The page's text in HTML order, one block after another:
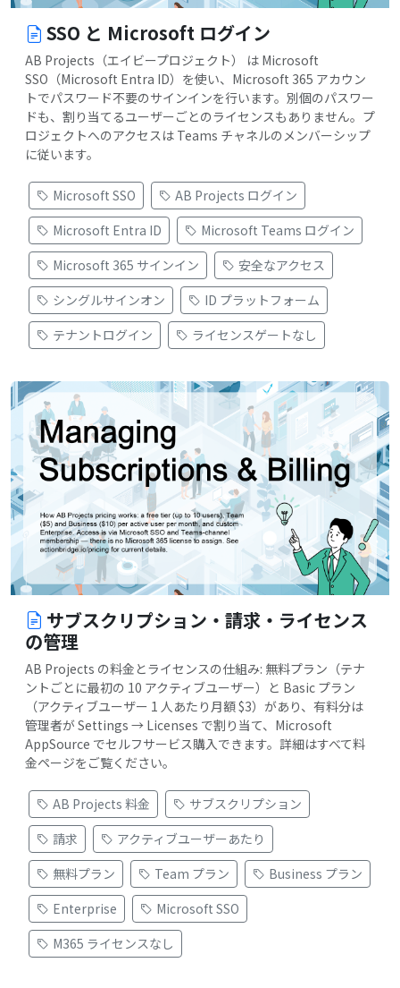
SSO と Microsoft ログイン
AB Projects（エイビープロジェクト） は Microsoft
SSO（Microsoft Entra ID）を使い、Microsoft 365 アカウン
トでパスワード不要のサインインを行います。別個のパスワー
ドも、割り当てるユーザーごとのライセンスもありません。プ
ロジェクトへのアクセスは Teams チャネルのメンバーシップ
に従います。
Microsoft SSO
AB Projects ログイン
Microsoft Entra ID
Microsoft Teams ログイン
Microsoft 365 サインイン
安全なアクセス
シングルサインオン
ID プラットフォーム
テナントログイン
ライセンスゲートなし
サブスクリプション・請求・ライセンス
の管理
AB Projects の料金とライセンスの仕組み: 無料プラン（テナ
ントごとに最初の 10 アクティブユーザー）と Basic プラン
（アクティブユーザー 1 人あたり月額 $3）があり、有料分は
管理者が Settings → Licenses で割り当て、Microsoft
AppSource でセルフサービス購入できます。詳細はすべて料
金ページをご覧ください。
AB Projects 料金
サブスクリプション
請求
アクティブユーザーあたり
無料プラン
Team プラン
Business プラン
Enterprise
Microsoft SSO
M365 ライセンスなし